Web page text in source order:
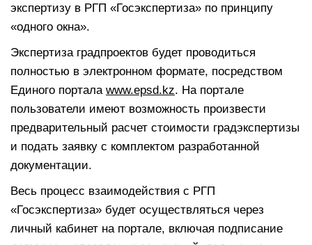
экспертизу в РГП «Госэкспертиза» по принципу
«одного окна».
Экспертиза градпроектов будет проводиться
полностью в электронном формате, посредством
Единого портала www.epsd.kz. На портале
пользователи имеют возможность произвести
предварительный расчет стоимости градэкспертизы
и подать заявку с комплектом разработанной
документации.
Весь процесс взаимодействия с РГП
«Госэкспертиза» будет осуществляться через
личный кабинет на портале, включая подписание